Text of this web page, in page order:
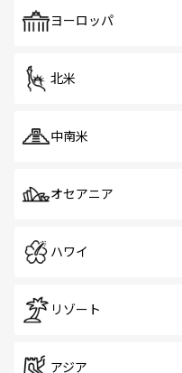
で、ホーカーズ
ヨーロッパ
北米
中南米
オセアニア
ハワイ
リゾート
アジア